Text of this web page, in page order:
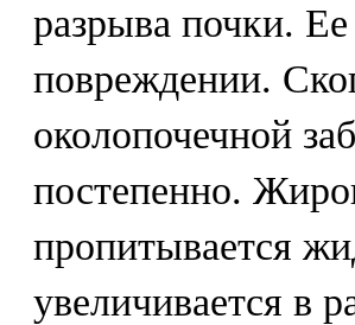
разрыва почки.
повреждении.
околопочечной
постепенно.
пропитывается
увеличивается в